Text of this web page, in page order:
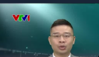
Move
Phong cách
Thể thao điện tử
Các môn khác
Video
Bên lề